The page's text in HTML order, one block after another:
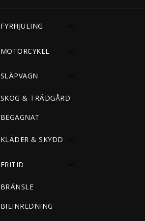
FYRHJULING
MOTORCYKEL
SLÄPVAGN
SKOG & TRÄDGÅRD
BEGAGNAT
KLÄDER & SKYDD
FRITID
BRÄNSLE
BILINREDNING